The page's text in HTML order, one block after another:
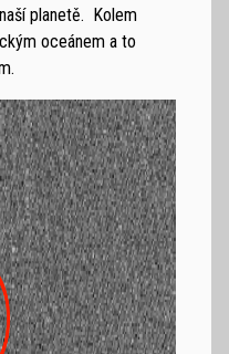
planetě. Kolem
oceánem a to